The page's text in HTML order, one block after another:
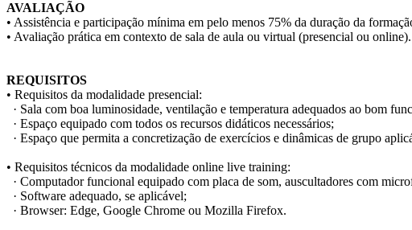
AVALIAÇÃO
• Assistência e participação mínima em pelo menos 75% da duração da
• Avaliação prática em contexto de sala de aula ou virtual (presencial ou online).
REQUISITOS
• Requisitos da modalidade presencial:
· Sala com boa luminosidade, ventilação e temperatura adequados ao bom
· Espaço equipado com todos os recursos didáticos necessários;
· Espaço que permita a concretização de exercícios e dinâmicas de grupo
• Requisitos técnicos da modalidade online live training:
· Computador funcional equipado com placa de som, auscultadores com
· Software adequado, se aplicável;
· Browser: Edge, Google Chrome ou Mozilla Firefox.